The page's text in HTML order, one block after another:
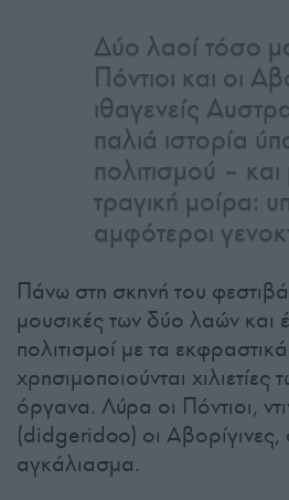
Δύο λαοί τόσο
Πόντιοι και οι
ιθαγενείς
παλιά ιστορία
πολιτισμού – και
τραγική μοίρα:
αμφότεροι
Πάνω στη σκηνή του
μουσικές των δύο λαών και
πολιτισμοί με τα
χρησιμοποιούνται
όργανα. Λύρα οι Πόντιοι,
(didgeridoo) οι Αβορίγινες,
αγκάλιασμα.